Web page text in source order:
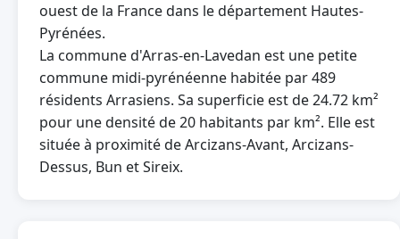
ouest de la France dans le département Hautes-
Pyrénées.
La commune d'Arras-en-Lavedan est une petite
commune midi-pyrénéenne habitée par 489
résidents Arrasiens. Sa superficie est de 24.72 km²
pour une densité de 20 habitants par km². Elle est
située à proximité de Arcizans-Avant, Arcizans-
Dessus, Bun et Sireix.